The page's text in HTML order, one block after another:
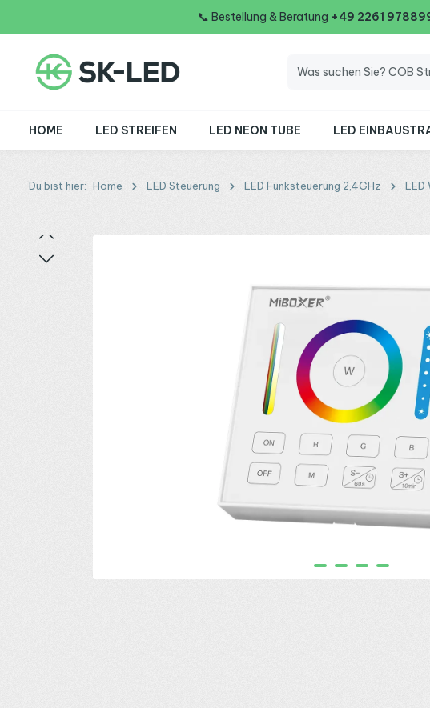
📞 Bestellung & Beratung +49 2261
HOME LED STREIFEN LED NEON TUBE LED
Du bist hier: Home LED Steuerung LED Funksteuerung 2,4GHz LED
Bildergalerie überspringen